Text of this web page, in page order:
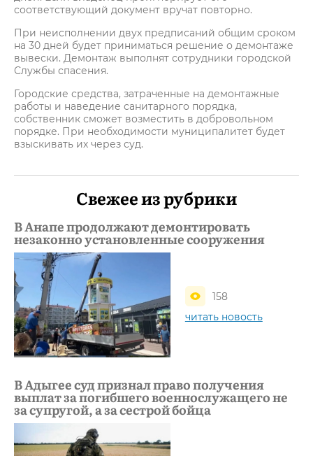
соответствующий документ вручат повторно.
При неисполнении двух предписаний общим сроком
на 30 дней будет приниматься решение о демонтаже
вывески. Демонтаж выполнят сотрудники городской
Службы спасения.
Городские средства, затраченные на демонтажные
работы и наведение санитарного порядка,
собственник сможет возместить в добровольном
порядке. При необходимости муниципалитет будет
взыскивать их через суд.
Свежее из рубрики
В Анапе продолжают демонтировать
незаконно установленные сооружения
158
читать новость
В Адыгее суд признал право получения
выплат за погибшего военнослужащего не
за супругой, а за сестрой бойца